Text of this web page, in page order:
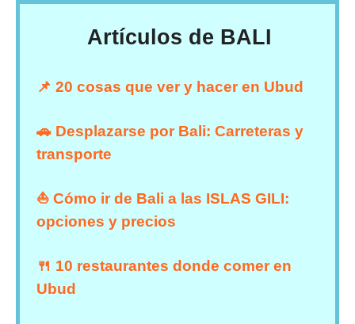
Artículos de BALI
📌 20 cosas que ver y hacer en Ubud
🚗 Desplazarse por Bali: Carreteras y
transporte
⛵ Cómo ir de Bali a las ISLAS GILI:
opciones y precios
🍴 10 restaurantes donde comer en
Ubud